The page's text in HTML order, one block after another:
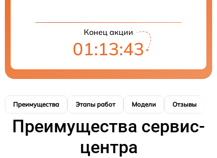
Конец акции
01:13:43
Преимущества Этапы работ Модели Отзывы
Преимущества сервис-
центра